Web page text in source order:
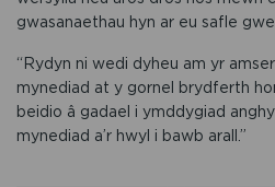
gwasanaethau hyn ar eu safle
“Rydyn ni wedi dyheu am yr
mynediad at y gornel brydferth
beidio â gadael i ymddygiad
mynediad a’r hwyl i bawb arall.”